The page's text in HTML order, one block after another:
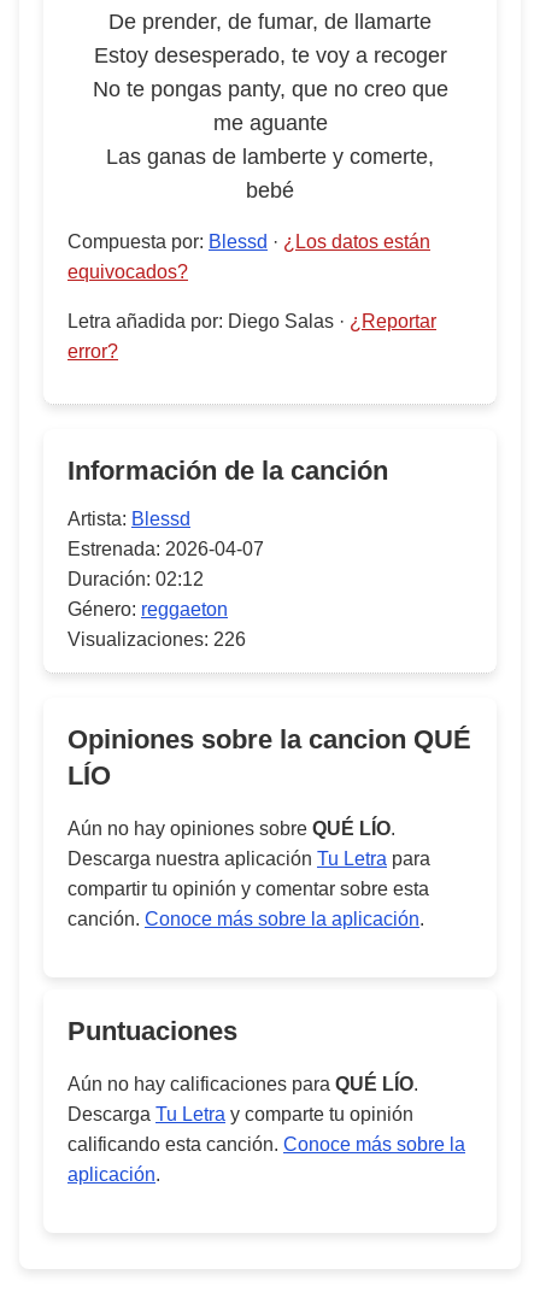
De prender, de fumar, de llamarte
Estoy desesperado, te voy a recoger
No te pongas panty, que no creo que
me aguante
Las ganas de lamberte y comerte,
bebé
Compuesta por: Blessd · ¿Los datos están
equivocados?
Letra añadida por: Diego Salas · ¿Reportar
error?
Información de la canción
Artista: Blessd
Estrenada: 2026-04-07
Duración: 02:12
Género: reggaeton
Visualizaciones: 226
Opiniones sobre la cancion QUÉ
LÍO
Aún no hay opiniones sobre QUÉ LÍO.
Descarga nuestra aplicación Tu Letra para
compartir tu opinión y comentar sobre esta
canción. Conoce más sobre la aplicación.
Puntuaciones
Aún no hay calificaciones para QUÉ LÍO.
Descarga Tu Letra y comparte tu opinión
calificando esta canción. Conoce más sobre la
aplicación.